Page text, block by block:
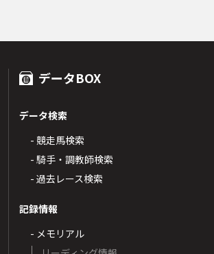
データBOX
データ検索
- 競走馬検索
- 騎手・調教師検索
- 過去レース検索
記録情報
- メモリアル